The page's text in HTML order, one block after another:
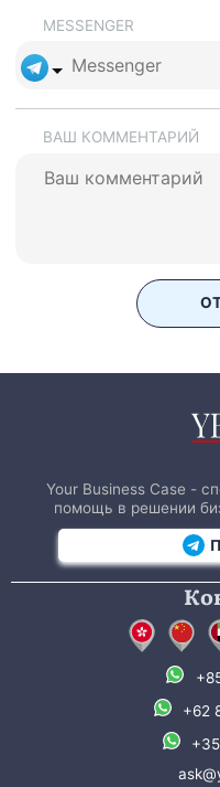
MESSENGER
ВАШ КОММЕНТАРИЙ
Your Business Case -
помощь в решении
+62